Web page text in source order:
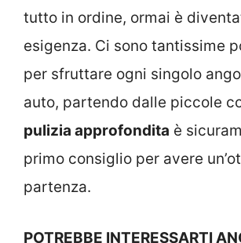
tutto in ordine, ormai è
esigenza. Ci sono tantissime
per sfruttare ogni singolo
auto, partendo dalle piccole
pulizia approfondita è
primo consiglio per avere
partenza.
POTREBBE INTERESSARTI